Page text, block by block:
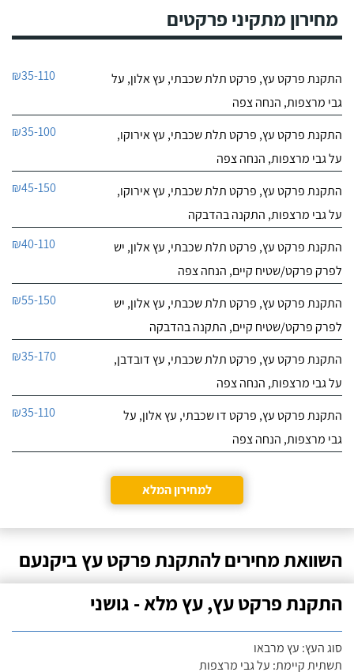
מחירון מתקיני פרקטים
התקנת פרקט עץ, פרקט תלת שכבתי, עץ אלון, על
גבי מרצפות, הנחה צפה
₪35-110
התקנת פרקט עץ, פרקט תלת שכבתי, עץ אירוקו,
על גבי מרצפות, הנחה צפה
₪35-100
התקנת פרקט עץ, פרקט תלת שכבתי, עץ אירוקו,
על גבי מרצפות, התקנה בהדבקה
₪45-150
התקנת פרקט עץ, פרקט תלת שכבתי, עץ אלון, יש
לפרק פרקט/שטיח קיים, הנחה צפה
₪40-110
התקנת פרקט עץ, פרקט תלת שכבתי, עץ אלון, יש
לפרק פרקט/שטיח קיים, התקנה בהדבקה
₪55-150
התקנת פרקט עץ, פרקט תלת שכבתי, עץ דובדבן,
על גבי מרצפות, הנחה צפה
₪35-170
התקנת פרקט עץ, פרקט דו שכבתי, עץ אלון, על
גבי מרצפות, הנחה צפה
₪35-110
למחירון המלא
השוואת מחירים להתקנת פרקט עץ ביקנעם
התקנת פרקט עץ, עץ מלא - גושני
סוג העץ: עץ מרבאו
תשתית קיימת: על גבי מרצפות